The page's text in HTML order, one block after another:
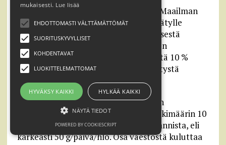
Kaksi erilaista näkemystä sokereista. Maailman
terveysjärjestön (WHO:n) suositus lisätylle
sokerille on enintään 5-10 % päivittäisestä
energiansaannista. Helsingin yliopiston
ravitsemustieteen professorin mielestä 10 %
päivittäisestä energiasta voi tulla lisätystä
sokerista.
Suomessa puhtaan sokerin kulutus on
ravitsemussuositusten mukaisesti keskimäärin 10
% päivittäisestä kokonaisenergian saannista, eli
karkeasti 50 g/päivä/hlö. Osa väestöstä kuluttaa
mukaisesti. Lue lisää
EHDOTTOMASTI VÄLTTÄMÄTTÖMÄT
SUORITUSKYVYLLISET
KOHDENTAVAT
LUOKITTELEMATTOMAT
HYVÄKSY KAIKKI HYLKÄÄ KAIKKI
NÄYTÄ TIEDOT
POWERED BY COOKIESCRIPT